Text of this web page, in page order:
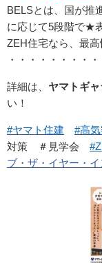
BELSとは、国が推
に応じて5段階で★
ZEH住宅なら、最高
・・・・・・・・
詳細は、 ヤマトギ
い！
#ヤマト住建 #高
対策 ＃見学会
ブ・ザ・イヤー・